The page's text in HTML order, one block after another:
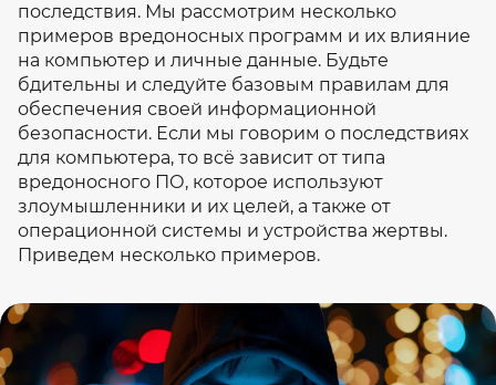
последствия. Мы рассмотрим несколько
примеров вредоносных программ и их влияние
на компьютер и личные данные. Будьте
бдительны и следуйте базовым правилам для
обеспечения своей информационной
безопасности. Если мы говорим о последствиях
для компьютера, то всё зависит от типа
вредоносного ПО, которое используют
злоумышленники и их целей, а также от
операционной системы и устройства жертвы.
Приведем несколько примеров.